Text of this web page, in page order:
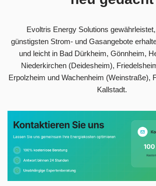
Evoltris Energy Solutions
günstigsten Strom- und Gasangebote
und leicht in Bad Dürkheim, Gönnheim,
Niederkirchen (Deidesheim),
Erpolzheim und Wachenheim (Weinstraße),
Kallstadt.